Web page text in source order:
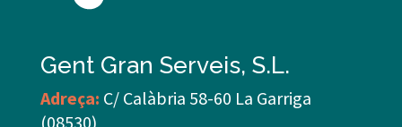
Gent Gran Serveis, S.L.
Adreça: C/ Calàbria 58-60 La Garriga
(08530)